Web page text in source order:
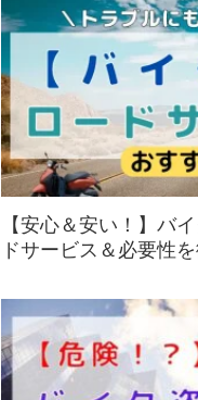
【安心＆安い！】バ
ドサービス＆必要性を